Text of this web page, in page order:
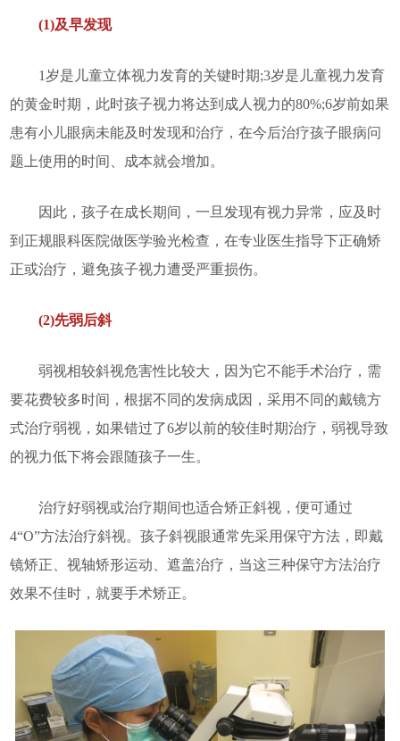
(1)及早发现
1岁是儿童立体视力发育的关键时期;3岁是儿童视力发育
的黄金时期，此时孩子视力将达到成人视力的80%;6岁前如果
患有小儿眼病未能及时发现和治疗，在今后治疗孩子眼病问
题上使用的时间、成本就会增加。
因此，孩子在成长期间，一旦发现有视力异常，应及时
到正规眼科医院做医学验光检查，在专业医生指导下正确矫
正或治疗，避免孩子视力遭受严重损伤。
(2)先弱后斜
弱视相较斜视危害性比较大，因为它不能手术治疗，需
要花费较多时间，根据不同的发病成因，采用不同的戴镜方
式治疗弱视，如果错过了6岁以前的较佳时期治疗，弱视导致
的视力低下将会跟随孩子一生。
治疗好弱视或治疗期间也适合矫正斜视，便可通过
4“O”方法治疗斜视。孩子斜视眼通常先采用保守方法，即戴
镜矫正、视轴矫形运动、遮盖治疗，当这三种保守方法治疗
效果不佳时，就要手术矫正。